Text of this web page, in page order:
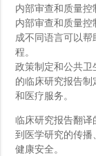
内部审查和质量
内部审查和质量
成不同语言可以
程。
政策制定和公共
的临床研究报告
和医疗服务。
临床研究报告翻
到医学研究的传播
健康安全。